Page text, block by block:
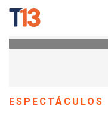
ESPECTÁCULOS